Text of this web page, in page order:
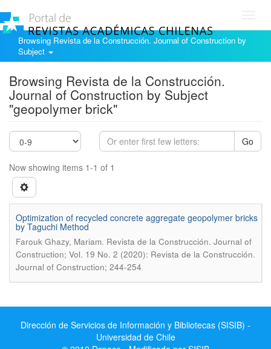
Browsing Revista de la Construcción. Journal of Construction by
Subject
Browsing Revista de la Construcción.
Journal of Construction by Subject
"geopolymer brick"
Go
Now showing items 1-1 of 1
Optimization of recycled concrete aggregate geopolymer bricks
by Taguchi Method
Farouk Ghazy, Mariam. Revista de la Construcción. Journal of
Construction; Vol. 19 No. 2 (2020): Revista de la Construcción.
Journal of Construction; 244-254
Dirección de Servicios de Información y Bibliotecas (SISIB) -
Universidad de Chile